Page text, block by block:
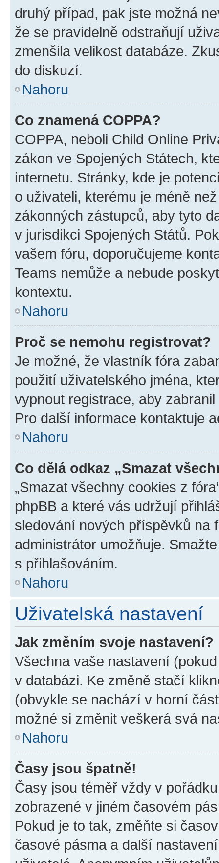
druhý případ, pak jste možná
že se pravidelně odstraňují
zmenšila velikost databáze.
do diskuzí.
Nahoru
Co znamená COPPA?
COPPA, neboli Child Online
zákon ve Spojených Státech,
internetu. Stránky, kde je
o uživateli, kterému je méně
zákonných zástupců, aby tyto
v jurisdikci Spojených Států.
vašem fóru, doporučujeme
Teams nemůže a nebude
kontextu.
Nahoru
Proč se nemohu registrovat?
Je možné, že vlastník fóra
použití uživatelského jména,
vypnout registrace, aby
Pro další informace kontaktuje
Nahoru
Co dělá odkaz „Smazat
„Smazat všechny cookies z
phpBB a které vás udržují
sledování nových příspěvků na
administrátor umožňuje.
s přihlašováním.
Nahoru
Uživatelská nastavení
Jak změním svoje nastavení?
Všechna vaše nastavení
v databázi. Ke změně stačí
(obvykle se nachází v horní
možné si změnit veškerá svá
Nahoru
Časy jsou špatně!
Časy jsou téměř vždy v
zobrazené v jiném časovém
Pokud je to tak, změňte si
časové pásma a další